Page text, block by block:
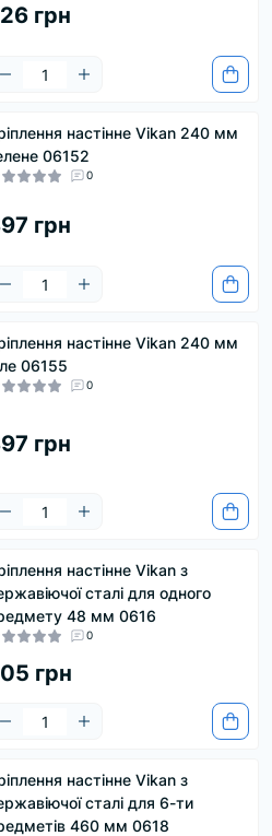
грн
настінне Vikan 240 мм
06152
0
грн
настінне Vikan 240 мм
06155
0
грн
настінне Vikan з
сталі для одного
48 мм 0616
0
грн
настінне Vikan з
сталі для 6-ти
460 мм 0618